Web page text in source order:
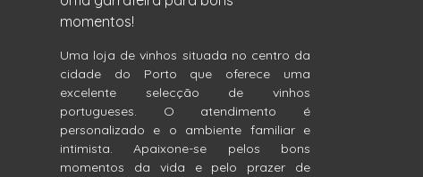
momentos!
Uma loja de vinhos situada no centro da
cidade do Porto que oferece uma
excelente selecção de vinhos
portugueses. O atendimento é
personalizado e o ambiente familiar e
intimista. Apaixone-se pelos bons
momentos da vida e pelo prazer de